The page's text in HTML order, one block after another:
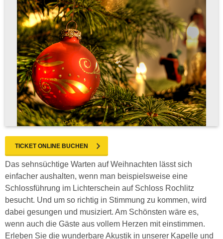
TICKET ONLINE BUCHEN
Das sehnsüchtige Warten auf Weihnachten lässt sich
einfacher aushalten, wenn man beispielsweise eine
Schlossführung im Lichterschein auf Schloss Rochlitz
besucht. Und um so richtig in Stimmung zu kommen, wird
dabei gesungen und musiziert. Am Schönsten wäre es,
wenn auch die Gäste aus vollem Herzen mit einstimmen.
Erleben Sie die wunderbare Akustik in unserer Kapelle und